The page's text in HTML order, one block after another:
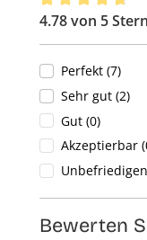
4.78 von 5
Perfekt (7)
Sehr gut (2)
Gut (0)
Akzeptierbar
Bewerten